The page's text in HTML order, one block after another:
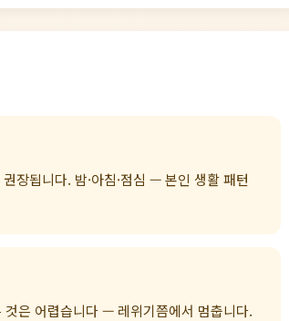
장됩니다. 밤·아침·점심 — 본인 생활 패턴
것은 어렵습니다 — 레위기쯤에서 멈춥니다.